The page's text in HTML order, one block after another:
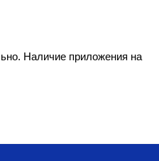
Наличие приложения на